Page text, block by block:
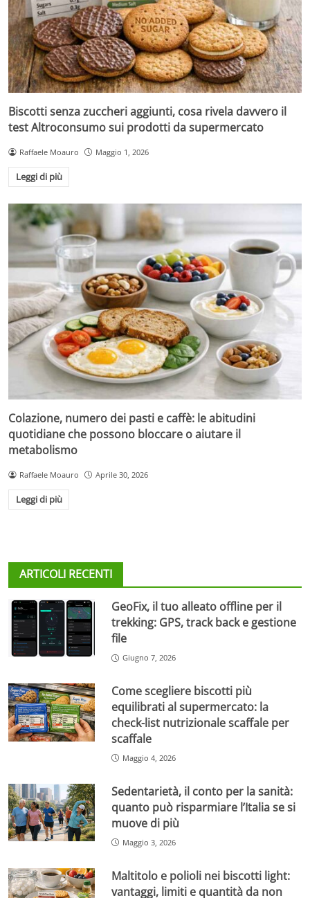
Biscotti senza zuccheri aggiunti, cosa rivela davvero il
test Altroconsumo sui prodotti da supermercato
Raffaele Moauro Maggio 1, 2026
Leggi di più
Colazione, numero dei pasti e caffè: le abitudini
quotidiane che possono bloccare o aiutare il
metabolismo
Raffaele Moauro Aprile 30, 2026
Leggi di più
ARTICOLI RECENTI
GeoFix, il tuo alleato offline per il
trekking: GPS, track back e gestione
file
Giugno 7, 2026
Come scegliere biscotti più
equilibrati al supermercato: la
check-list nutrizionale scaffale per
scaffale
Maggio 4, 2026
Sedentarietà, il conto per la sanità:
quanto può risparmiare l’Italia se si
muove di più
Maggio 3, 2026
Maltitolo e polioli nei biscotti light:
vantaggi, limiti e quantità da non